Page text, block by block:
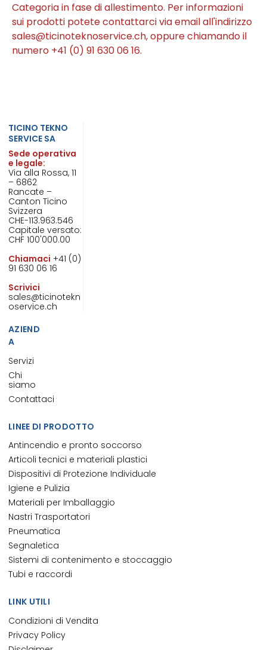
Categoria in fase di allestimento. Per informazioni
sui prodotti potete contattarci via email all'indirizzo
sales@ticinoteknoservice.ch, oppure chiamando il
numero +41 (0) 91 630 06 16.
TICINO TEKNO
SERVICE SA
Sede operativa
e legale:
Via alla Rossa, 11
– 6862
Rancate –
Canton Ticino
Svizzera
CHE-113.963.546
Capitale versato:
CHF 100'000.00
Chiamaci +41 (0)
91 630 06 16
Scrivici
sales@ticinotekn
oservice.ch
AZIEND
A
Servizi
Chi
siamo
Contattaci
LINEE DI PRODOTTO
Antincendio e pronto soccorso
Articoli tecnici e materiali plastici
Dispositivi di Protezione Individuale
Igiene e Pulizia
Materiali per Imballaggio
Nastri Trasportatori
Pneumatica
Segnaletica
Sistemi di contenimento e stoccaggio
Tubi e raccordi
LINK UTILI
Condizioni di Vendita
Privacy Policy